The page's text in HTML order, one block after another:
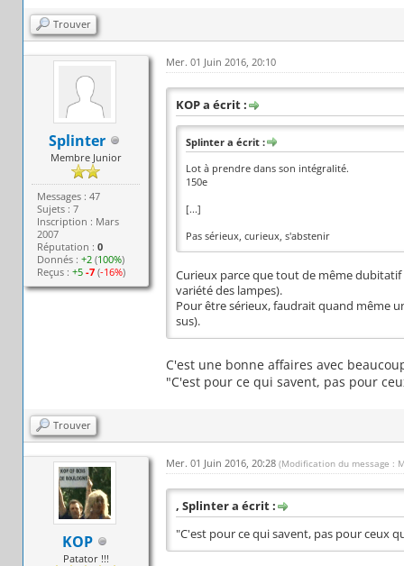
Trouver
Splinter
Membre Junior
Messages : 47
Sujets : 7
Inscription : Mars
2007
Réputation :0
Donnés :+2 (100%)
Reçus :+5 -7 (-16%)
Mer. 01 Juin 2016, 20:10
KOP a écrit :
Splinter a écrit :
Lot à prendre dans son intégralité.
150e
[...]
Pas sérieux, curieux, s'abstenir
Curieux parce que tout de même
variété des lampes).
Pour être sérieux, faudrait quand même
sus).
C'est une bonne affaires avec
"C'est pour ce qui savent, pas pour
Trouver
KOP
Patator !!!
Mer. 01 Juin 2016, 20:28 (Modification du message :
, Splinter a écrit :
"C'est pour ce qui savent, pas pour ceux